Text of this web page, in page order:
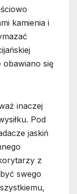
kamienia i
obawiano się
inaczej
Pod
jaskiń
z
swego